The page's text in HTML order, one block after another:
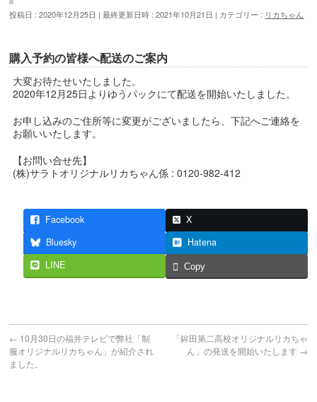
投稿日 : 2020年12月25日 最終更新日時 : 2021年10月21日 カテゴリー : リカちゃん
購入予約の皆様へ配送のご案内
大変お待たせいたしました。
2020年12月25日よりゆうパックにて配送を開始いたしました。
お申し込みのご住所等に変更がございましたら、下記へご連絡を
お願いいたします。
【お問い合せ先】
(株)サラトオリジナルリカちゃん係 : 0120-982-412
Facebook
X
Bluesky
Hatena
LINE
Copy
← 10月30日の福井テレビで弊社「制
服オリジナルリカちゃん」が紹介され
ました。
「鉾田第二高校オリジナルリカちゃ
ん」の発送を開始いたします →